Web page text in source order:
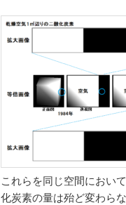
これらを同じ空間におい
化炭素の量は殆ど変わら